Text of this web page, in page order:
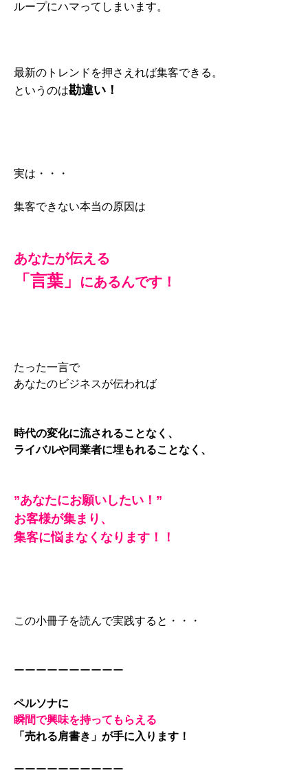
ループにハマってしまいます。
最新のトレンドを押さえれば集客できる。
というのは勘違い！
実は・・・
集客できない本当の原因は
あなたが伝える
「言葉」 にあるんです！
たった一言で
あなたのビジネスが伝われば
時代の変化に流されることなく、
ライバルや同業者に埋もれることなく、
”あなたにお願いしたい！”
お客様が集まり、
集客に悩まなくなります！！
この小冊子を読んで実践すると・・・
ーーーーーーーーーー
ペルソナに
瞬間で興味を持ってもらえる
「売れる肩書き」が手に入ります！
ーーーーーーーーーー